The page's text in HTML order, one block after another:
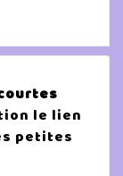
le lien
petites